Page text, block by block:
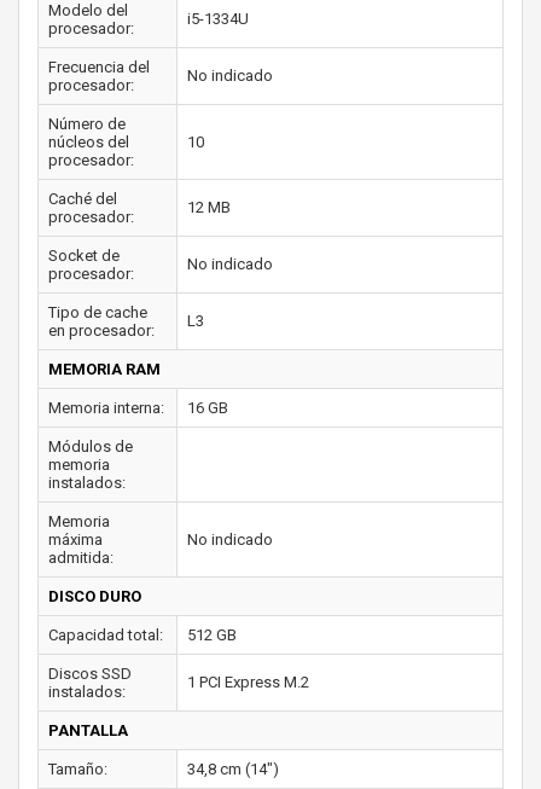
Modelo del
procesador:
i5-1334U
Frecuencia del
procesador:
No indicado
Número de
núcleos del
procesador:
10
Caché del
procesador:
12 MB
Socket de
procesador:
No indicado
Tipo de cache
en procesador:
L3
MEMORIA RAM
Memoria interna: 16 GB
Módulos de
memoria
instalados:
Memoria
máxima
admitida:
No indicado
DISCO DURO
Capacidad total: 512 GB
Discos SSD
instalados:
1 PCI Express M.2
PANTALLA
Tamaño: 34,8 cm (14")